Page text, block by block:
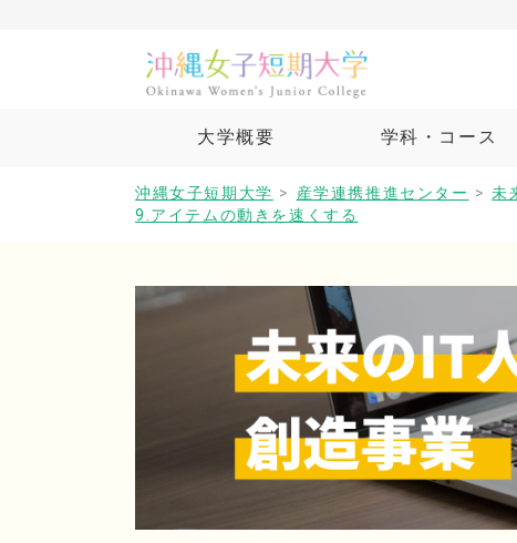
大学概要 学科・コース
沖縄女子短期大学 > 産学連携推進センター > 未
9.アイテムの動きを速くする